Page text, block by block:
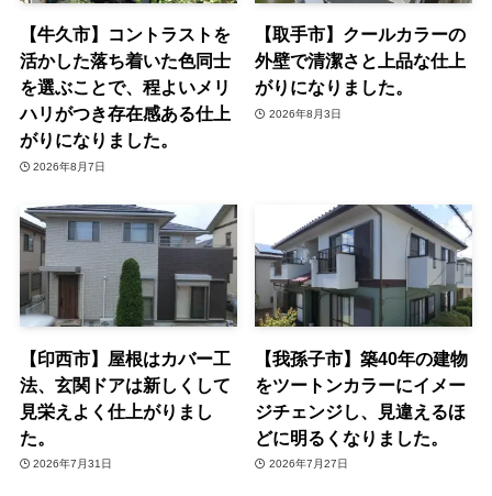
【牛久市】コントラストを
活かした落ち着いた色同士
を選ぶことで、程よいメリ
ハリがつき存在感ある仕上
がりになりました。
2026年8月7日
【取手市】クールカラーの
外壁で清潔さと上品な仕上
がりになりました。
2026年8月3日
【印西市】屋根はカバー工
法、玄関ドアは新しくして
見栄えよく仕上がりまし
た。
2026年7月31日
【我孫子市】築40年の建物
をツートンカラーにイメー
ジチェンジし、見違えるほ
どに明るくなりました。
2026年7月27日